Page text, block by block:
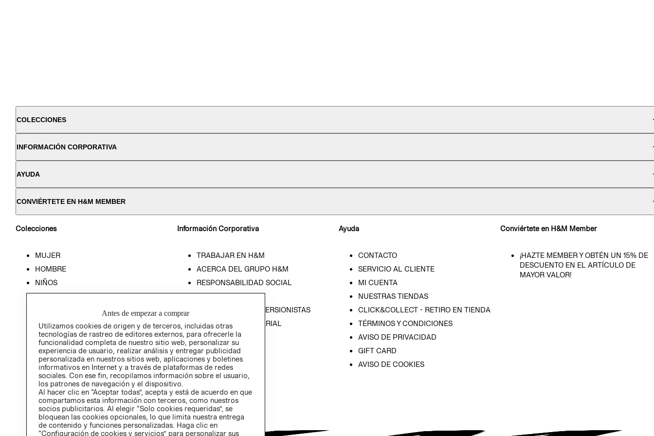
COLECCIONES
INFORMACIÓN CORPORATIVA
AYUDA
CONVIÉRTETE EN H&M MEMBER
Colecciones
MUJER
HOMBRE
NIÑOS
HOME
Información Corporativa
TRABAJAR EN H&M
ACERCA DEL GRUPO H&M
RESPONSABILIDAD SOCIAL
PRENSA
RELACIÓN CON INVERSIONISTAS
POLÍTICA EMPRESARIAL
Ayuda
CONTACTO
SERVICIO AL CLIENTE
MI CUENTA
NUESTRAS TIENDAS
CLICK&COLLECT - RETIRO EN TIENDA
TÉRMINOS Y CONDICIONES
AVISO DE PRIVACIDAD
GIFT CARD
AVISO DE COOKIES
Conviértete en H&M Member
¡HAZTE MEMBER Y OBTÉN UN 15% DE
DESCUENTO EN EL ARTÍCULO DE
MAYOR VALOR!
Antes de empezar a comprar
Utilizamos cookies de origen y de terceros, incluidas otras
tecnologías de rastreo de editores externos, para ofrecerle la
funcionalidad completa de nuestro sitio web, personalizar su
experiencia de usuario, realizar análisis y entregar publicidad
personalizada en nuestros sitios web, aplicaciones y boletines
informativos en Internet y a través de plataformas de redes
sociales. Con ese fin, recopilamos información sobre el usuario,
los patrones de navegación y el dispositivo.
Al hacer clic en “Aceptar todas”, acepta y está de acuerdo en que
compartamos esta información con terceros, como nuestros
socios publicitarios. Al elegir “Solo cookies requeridas”, se
bloquean las cookies opcionales, lo que limita nuestra entrega
de contenido y funciones personalizadas. Haga clic en
“Configuración de cookies y servicios” para personalizar sus